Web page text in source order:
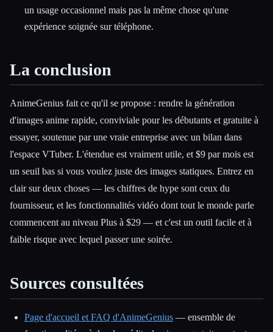
un usage occasionnel mais pas la même chose qu'une
expérience soignée sur téléphone.
La conclusion
AnimeGenius fait ce qu'il se propose : rendre la génération
d'images anime rapide, conviviale pour les débutants et gratuite à
essayer, soutenue par une vraie entreprise avec un bilan dans
l'espace VTuber. L'étendue est vraiment utile, et $9 par mois est
un seuil bas si vous voulez juste des images statiques. Entrez en
clair sur deux choses — les chiffres de hype sont ceux du
fournisseur, et les fonctionnalités vidéo dont tout le monde parle
commencent au niveau Plus à $29 — et c'est un outil facile et à
faible risque avec lequel passer une soirée.
Sources consultées
Page d'accueil et FAQ d'AnimeGenius — ensemble de